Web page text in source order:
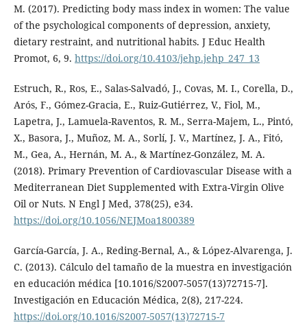
M. (2017). Predicting body mass index in women: The value
of the psychological components of depression, anxiety,
dietary restraint, and nutritional habits. J Educ Health
Promot, 6, 9. https://doi.org/10.4103/jehp.jehp_247_13
Estruch, R., Ros, E., Salas-Salvadó, J., Covas, M. I., Corella, D.,
Arós, F., Gómez-Gracia, E., Ruiz-Gutiérrez, V., Fiol, M.,
Lapetra, J., Lamuela-Raventos, R. M., Serra-Majem, L., Pintó,
X., Basora, J., Muñoz, M. A., Sorlí, J. V., Martínez, J. A., Fitó,
M., Gea, A., Hernán, M. A., & Martínez-González, M. A.
(2018). Primary Prevention of Cardiovascular Disease with a
Mediterranean Diet Supplemented with Extra-Virgin Olive
Oil or Nuts. N Engl J Med, 378(25), e34.
https://doi.org/10.1056/NEJMoa1800389
García-García, J. A., Reding-Bernal, A., & López-Alvarenga, J.
C. (2013). Cálculo del tamaño de la muestra en investigación
en educación médica [10.1016/S2007-5057(13)72715-7].
Investigación en Educación Médica, 2(8), 217-224.
https://doi.org/10.1016/S2007-5057(13)72715-7